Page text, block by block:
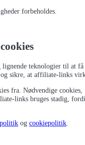
forbeholdes.
teknologier til at
sikre, at affiliate-links
fra. Nødvendige cookies,
links bruges stadig,
og cookiepolitik